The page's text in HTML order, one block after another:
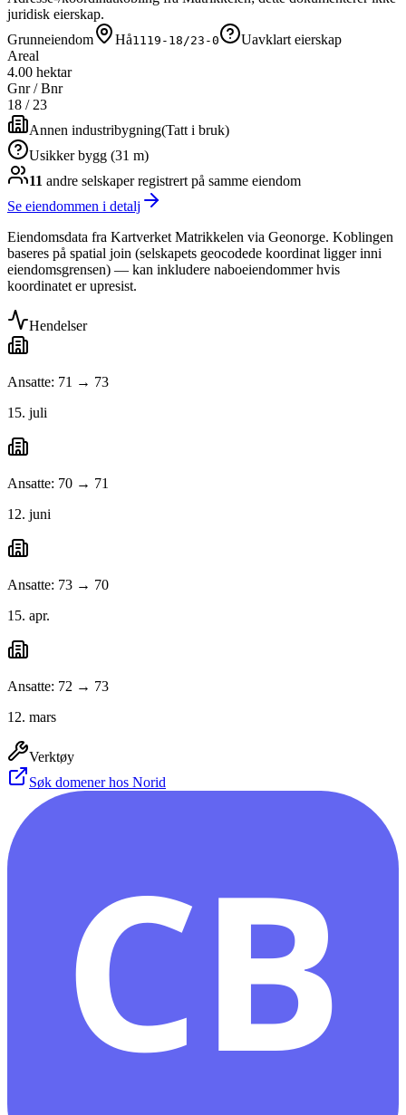
juridisk eierskap.
Grunneiendom
Hå1119-18/23-0
Uavklart eierskap
Areal
4.00 hektar
Gnr / Bnr
18 /23
Annen industribygning(Tatt i bruk)
Usikker bygg (31 m)
11 andre selskaperregistrert på samme eiendom
Se eiendommen i detalj
Eiendomsdata fra Kartverket Matrikkelen via Geonorge. Koblingen
baseres på spatial join (selskapets geocodede koordinat ligger inni
eiendomsgrensen) — kan inkludere naboeiendommer hvis
koordinatet er upresist.
Hendelser
Ansatte: 71 → 73
15. juli
Ansatte: 70 → 71
12. juni
Ansatte: 73 → 70
15. apr.
Ansatte: 72 → 73
12. mars
Verktøy
Søk domener hos Norid
CB